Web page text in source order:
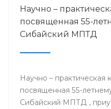
Научно –
посвященная 55-
Сибайский МПТД
Научно – практическая
посвященная 55-
Сибайский МПТД ,